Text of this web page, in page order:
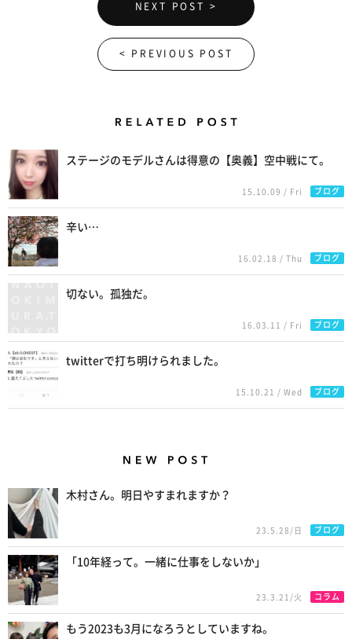
NEXT POST >
< PREVIOUS POST
ステージのモデルさんは得意の【奥義】空中戦にて。
15.10.09 / Fri ブログ
辛い…
16.02.18 / Thu ブログ
切ない。孤独だ。
16.03.11 / Fri ブログ
twitterで打ち明けられました。
15.10.21 / Wed ブログ
木村さん。明日やすまれますか？
23.5.28/日 ブログ
「10年経って。一緒に仕事をしないか」
23.3.21/火 コラム
もう2023も3月になろうとしていますね。